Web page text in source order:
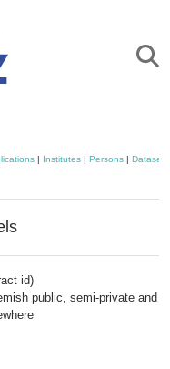
| Institutes| Persons| Datasets
id)
public, semi-private and